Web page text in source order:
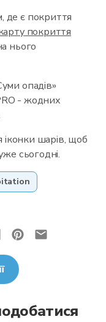
де є покриття
покриття
нього
опадів»
- жодних
іконки шарів, щоб
сьогодні.